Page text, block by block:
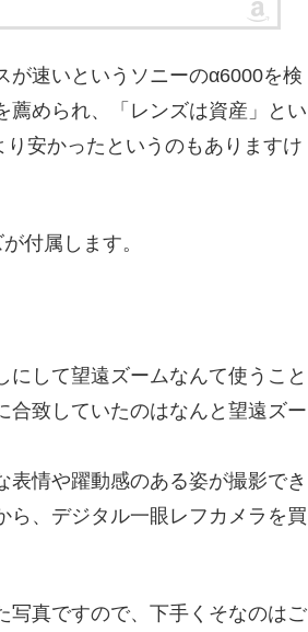
が速いというソニーのα6000を検
薦められ、「レンズは資産」とい
安かったというのもありますけ
付属します。
して望遠ズームなんて使うこと
合致していたのはなんと望遠ズー
情や躍動感のある姿が撮影でき
ら、デジタル一眼レフカメラを買
写真ですので、下手くそなのはご